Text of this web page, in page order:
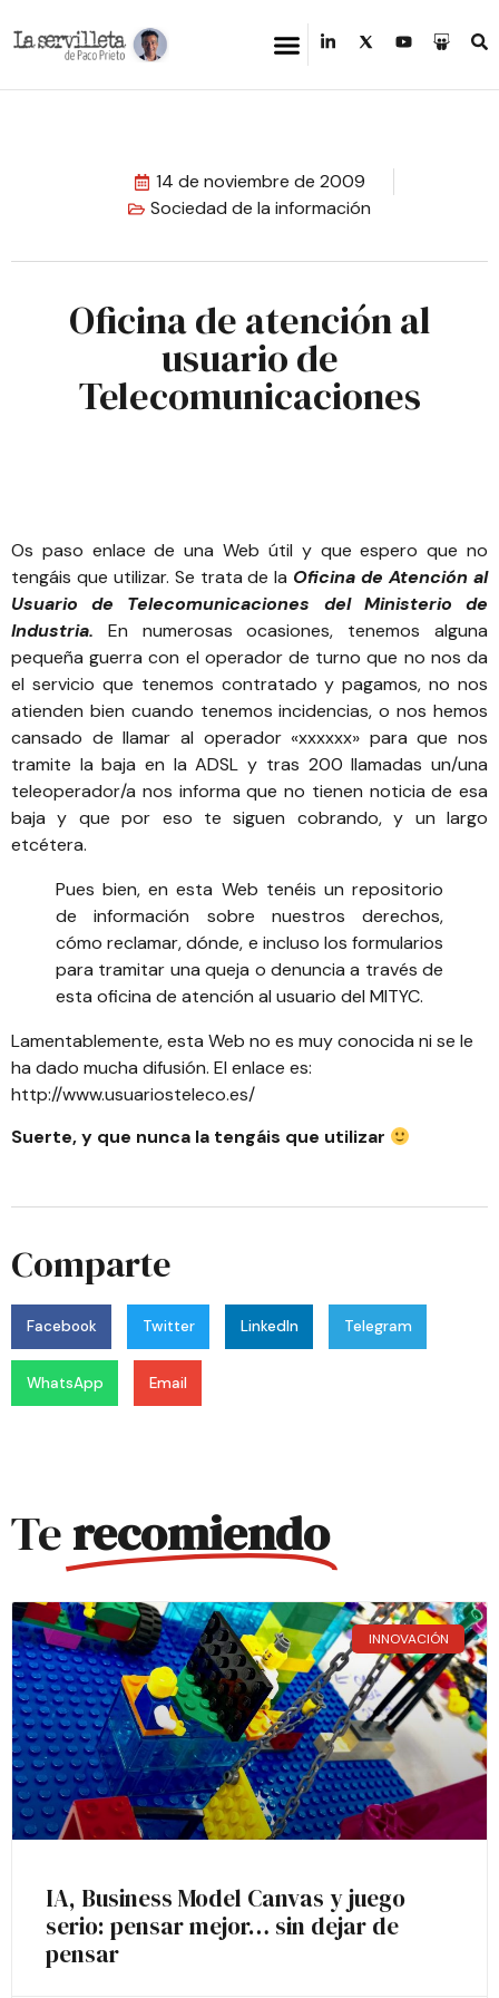
14 de noviembre de 2009
Sociedad de la información
Oficina de atención al
usuario de
Telecomunicaciones
Os paso enlace de una Web útil y que espero que no
tengáis que utilizar. Se trata de la Oficina de Atención al
Usuario de Telecomunicaciones del Ministerio de
Industria. En numerosas ocasiones, tenemos alguna
pequeña guerra con el operador de turno que no nos da
el servicio que tenemos contratado y pagamos, no nos
atienden bien cuando tenemos incidencias, o nos hemos
cansado de llamar al operador «xxxxxx» para que nos
tramite la baja en la ADSL y tras 200 llamadas un/una
teleoperador/a nos informa que no tienen noticia de esa
baja y que por eso te siguen cobrando, y un largo
etcétera.
Pues bien, en esta Web tenéis un repositorio
de información sobre nuestros derechos,
cómo reclamar, dónde, e incluso los formularios
para tramitar una queja o denuncia a través de
esta oficina de atención al usuario del MITYC.
Lamentablemente,esta Web no es muy conocida ni se le
ha dado mucha difusión. El enlace es:
http://www.usuariosteleco.es/
Suerte, y que nunca la tengáis que utilizar
Comparte
Facebook Twitter LinkedIn Telegram
WhatsApp Email
Terecomiendo
INNOVACIÓN
IA, Business Model Canvas y juego
serio: pensar mejor… sin dejar de
pensar